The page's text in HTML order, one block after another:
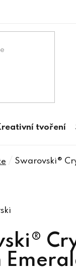
tvoření
Swarovski®